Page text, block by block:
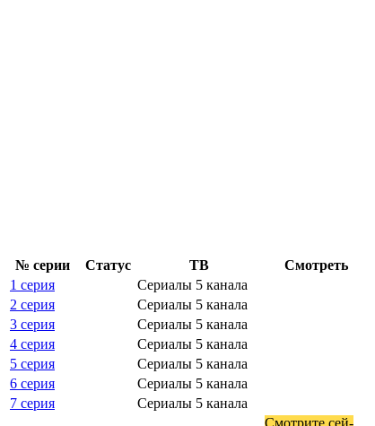
№ се­рии Ста­тус ТВ
Смот­реть
1 серия
Сериалы 5 канала
2 серия
Сериалы 5 канала
3 серия
Сериалы 5 канала
4 серия
Сериалы 5 канала
5 серия
Сериалы 5 канала
6 серия
Сериалы 5 канала
7 серия
Сериалы 5 канала
Смот­ри­те сей­